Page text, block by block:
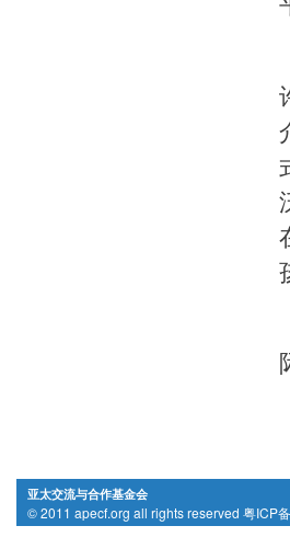
亚太交流与合作基金会
© 2011 apecf.org all rights reserved 粤ICP